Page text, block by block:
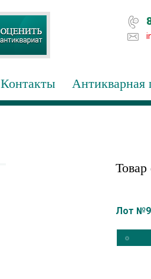
Контакты Антикварная
Лот